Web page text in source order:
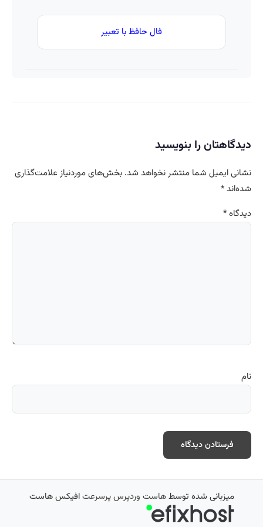
فال حافظ با تعبیر
دیدگاهتان را بنویسید
نشانی ایمیل شما منتشر نخواهد شد. بخش‌های موردنیاز علامت‌گذاری
شده‌اند*
دیدگاه*
نام
میزبانی شده توسطهاست وردپرس پرسرعتافیکس هاست